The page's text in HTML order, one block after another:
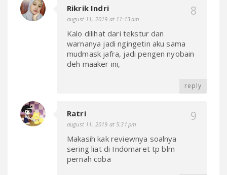
Rikrik Indri
august 11, 2019 at 11:13 am
Kalo dilihat dari tekstur dan
warnanya jadi ngingetin aku sama
mudmask jafra, jadi pengen nyobain
deh maaker ini,
reply
Ratri
august 11, 2019 at 5:31 pm
Makasih kak reviewnya soalnya
sering liat di Indomaret tp blm
pernah coba